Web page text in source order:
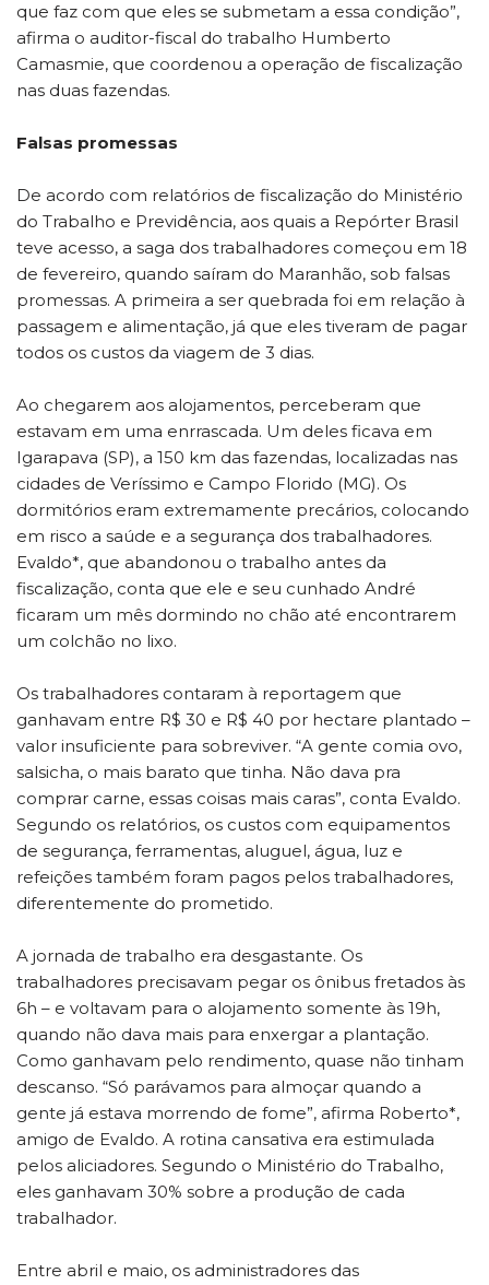
que faz com que eles se submetam a essa condição”,
afirma o auditor-fiscal do trabalho Humberto
Camasmie, que coordenou a operação de fiscalização
nas duas fazendas.
Falsas promessas
De acordo com relatórios de fiscalização do Ministério
do Trabalho e Previdência, aos quais a Repórter Brasil
teve acesso, a saga dos trabalhadores começou em 18
de fevereiro, quando saíram do Maranhão, sob falsas
promessas. A primeira a ser quebrada foi em relação à
passagem e alimentação, já que eles tiveram de pagar
todos os custos da viagem de 3 dias.
Ao chegarem aos alojamentos, perceberam que
estavam em uma enrrascada. Um deles ficava em
Igarapava (SP), a 150 km das fazendas, localizadas nas
cidades de Veríssimo e Campo Florido (MG). Os
dormitórios eram extremamente precários, colocando
em risco a saúde e a segurança dos trabalhadores.
Evaldo*, que abandonou o trabalho antes da
fiscalização, conta que ele e seu cunhado André
ficaram um mês dormindo no chão até encontrarem
um colchão no lixo.
Os trabalhadores contaram à reportagem que
ganhavam entre R$ 30 e R$ 40 por hectare plantado –
valor insuficiente para sobreviver. “A gente comia ovo,
salsicha, o mais barato que tinha. Não dava pra
comprar carne, essas coisas mais caras”, conta Evaldo.
Segundo os relatórios, os custos com equipamentos
de segurança, ferramentas, aluguel, água, luz e
refeições também foram pagos pelos trabalhadores,
diferentemente do prometido.
A jornada de trabalho era desgastante. Os
trabalhadores precisavam pegar os ônibus fretados às
6h – e voltavam para o alojamento somente às 19h,
quando não dava mais para enxergar a plantação.
Como ganhavam pelo rendimento, quase não tinham
descanso. “Só parávamos para almoçar quando a
gente já estava morrendo de fome”, afirma Roberto*,
amigo de Evaldo. A rotina cansativa era estimulada
pelos aliciadores. Segundo o Ministério do Trabalho,
eles ganhavam 30% sobre a produção de cada
trabalhador.
Entre abril e maio, os administradores das